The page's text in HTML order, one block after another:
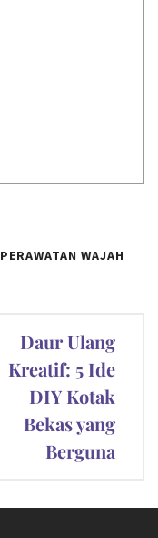
PERAWATAN WAJAH
Daur Ulang
Kreatif: 5 Ide
DIY Kotak
Bekas yang
Berguna